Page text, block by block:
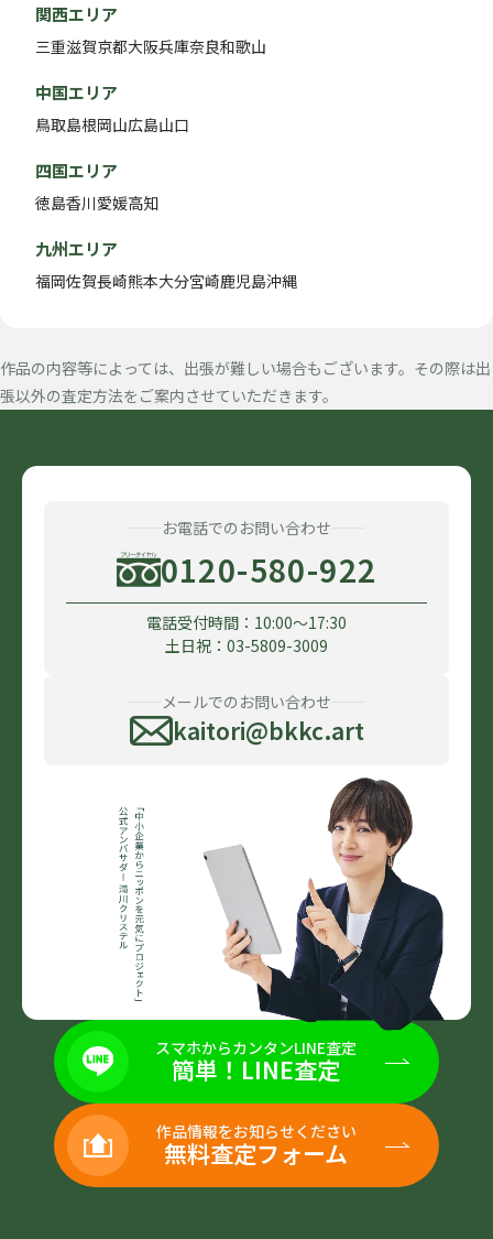
関西エリア
三重滋賀京都大阪兵庫奈良和歌山
中国エリア
鳥取島根岡山広島山口
四国エリア
徳島香川愛媛高知
九州エリア
福岡佐賀長崎熊本大分宮崎鹿児島沖縄
作品の内容等によっては、出張が難しい場合もございます。その際は出
張以外の査定方法をご案内させていただきます。
お電話でのお問い合わせ
0120-580-922
電話受付時間：10:00〜17:30
土日祝：03-5809-3009
メールでのお問い合わせ
kaitori@bkkc.art
スマホからカンタンLINE査定
簡単！LINE査定
作品情報をお知らせください
無料査定フォーム